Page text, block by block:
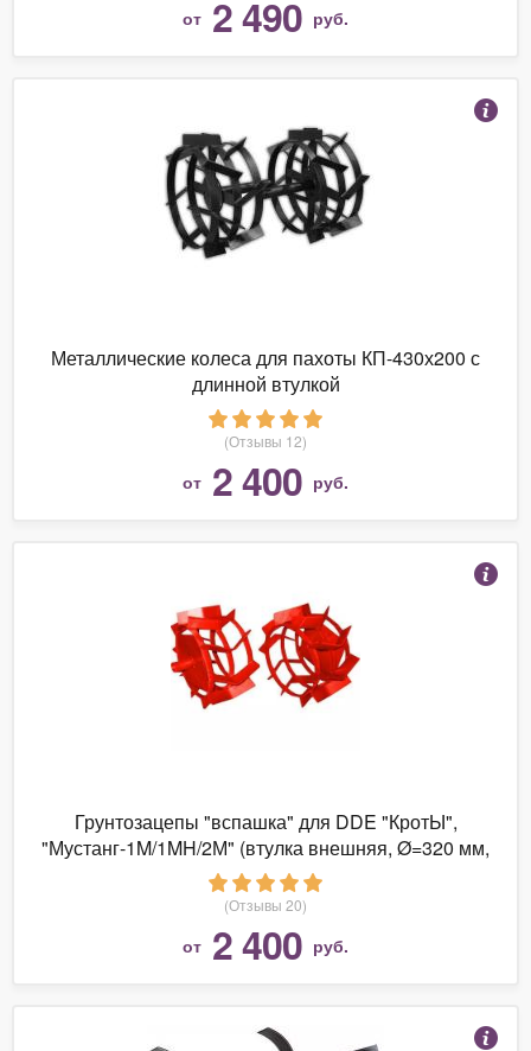
от 2 490 руб.
Металлические колеса для пахоты КП-430х200 с
длинной втулкой
(Отзывы 12)
от 2 400 руб.
Грунтозацепы "вспашка" для DDE "КротЫ",
"Мустанг-1M/1MH/2М" (втулка внешняя, Ø=320 мм,
шир...
(Отзывы 20)
от 2 400 руб.